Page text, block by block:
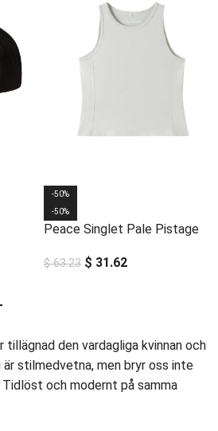
-50%
-50%
Peace Singlet Pale Pistage
$63.23 $ 31.62
tillägnad den vardagliga kvinnan och
är stilmedvetna, men bryr oss inte
och modernt på samma